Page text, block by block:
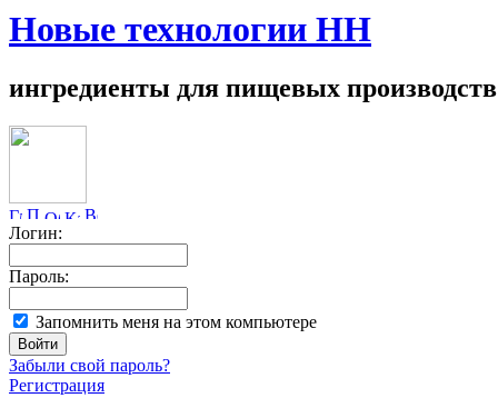
Новые технологии НН
ингредиенты для пищевых производств
Логин:
Пароль:
Запомнить меня на этом компьютере
Забыли свой пароль?
Регистрация